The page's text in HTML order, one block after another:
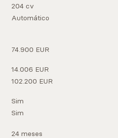
204 cv
Automático
74.900 EUR
14.006 EUR
102.200 EUR
Sim
Sim
24 meses